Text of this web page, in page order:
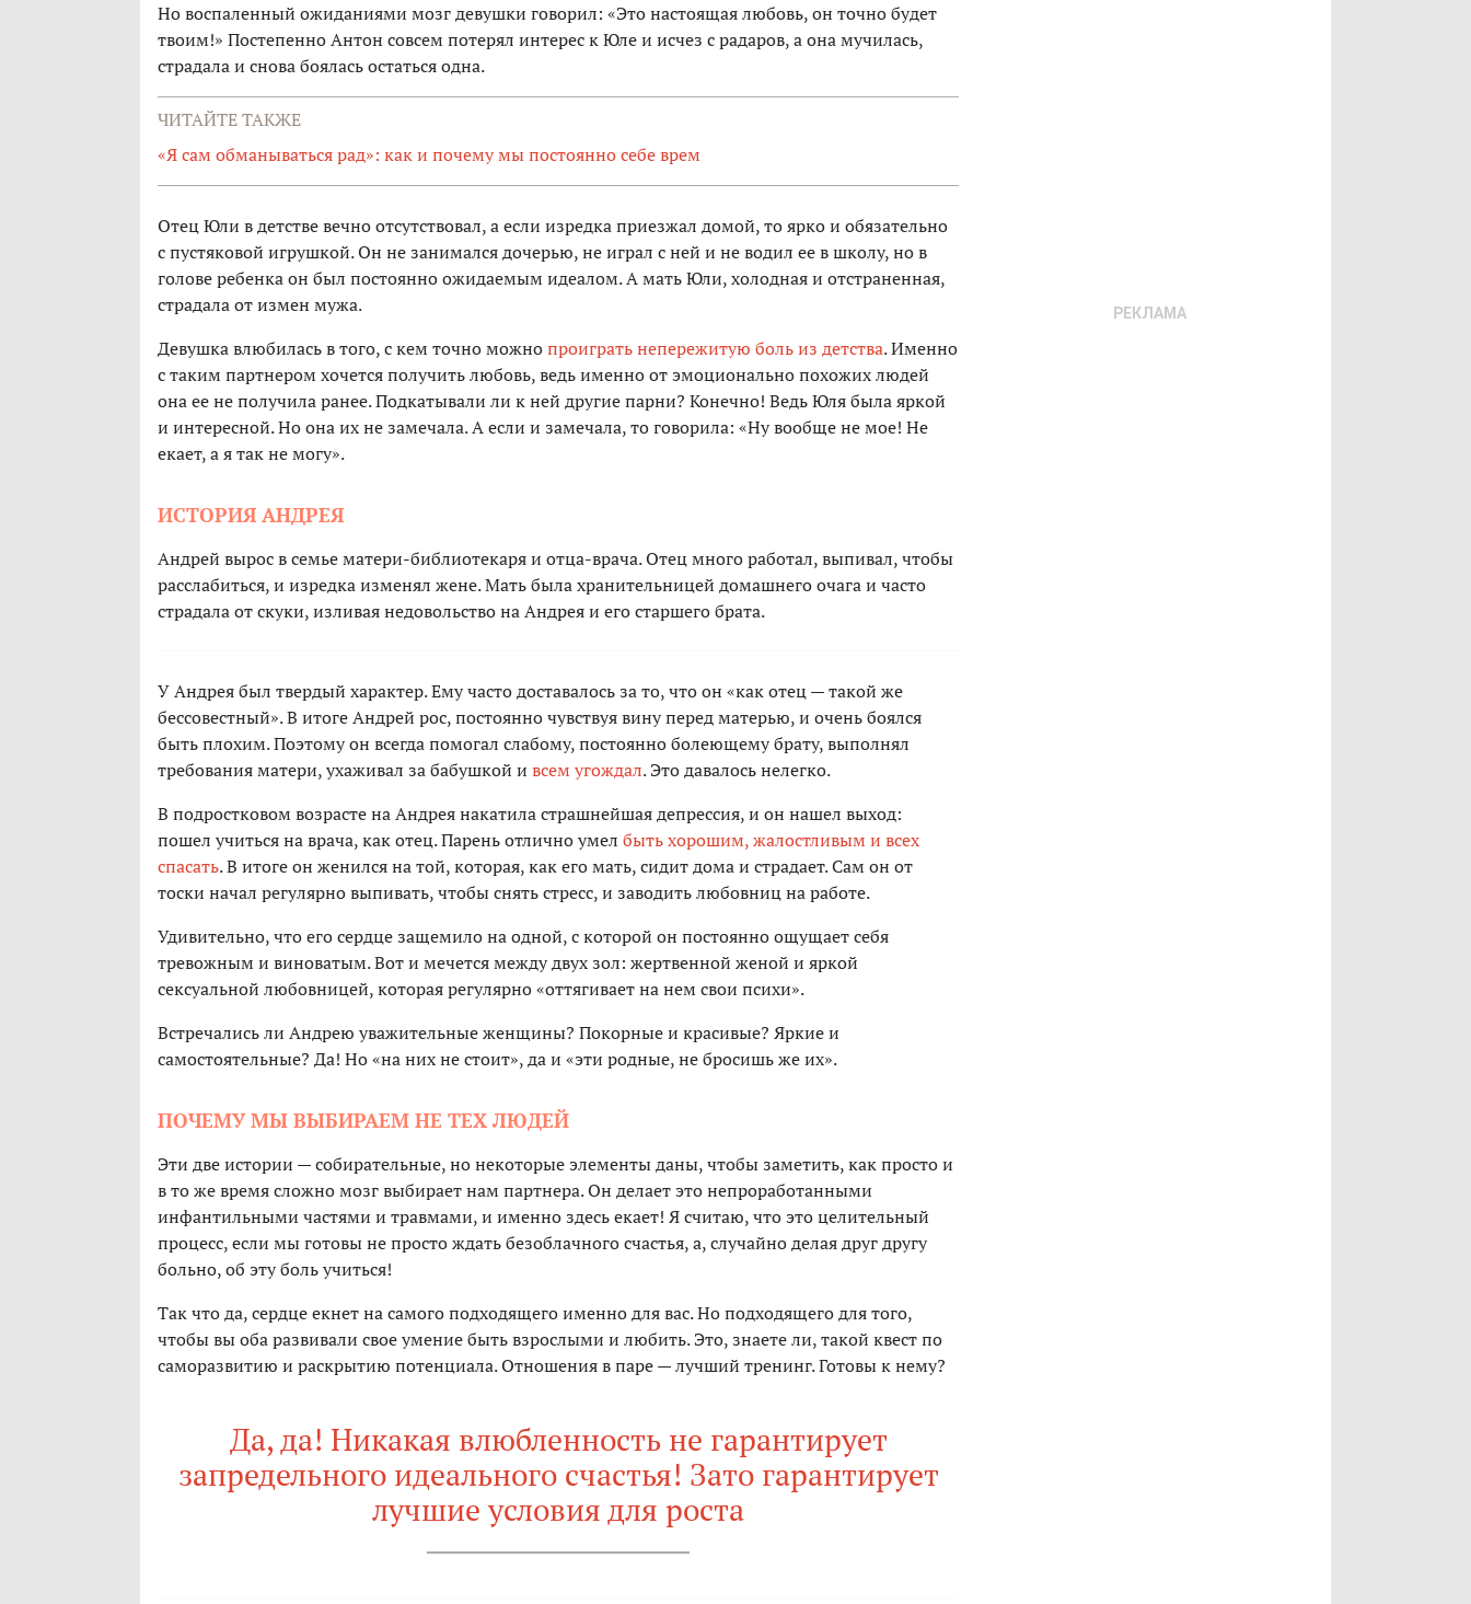
Но воспаленный ожиданиями мозг девушки говорил: «Это настоящая любовь, он точно будет
твоим!» Постепенно Антон совсем потерял интерес к Юле и исчез с радаров, а она мучилась,
страдала и снова боялась остаться одна.
ЧИТАЙТЕ ТАКЖЕ
«Я сам обманываться рад»: как и почему мы постоянно себе врем
Отец Юли в детстве вечно отсутствовал, а если изредка приезжал домой, то ярко и обязательно
с пустяковой игрушкой. Он не занимался дочерью, не играл с ней и не водил ее в школу, но в
голове ребенка он был постоянно ожидаемым идеалом. А мать Юли, холодная и отстраненная,
страдала от измен мужа.
Девушка влюбилась в того, с кем точно можнопроиграть непережитую боль из детства. Именно
с таким партнером хочется получить любовь, ведь именно от эмоционально похожих людей
она ее не получила ранее. Подкатывали ли к ней другие парни? Конечно! Ведь Юля была яркой
и интересной. Но она их не замечала. А если и замечала, то говорила: «Ну вообще не мое! Не
екает, а я так не могу».
ИСТОРИЯ АНДРЕЯ
Андрей вырос в семье матери-библиотекаря и отца-врача. Отец много работал, выпивал, чтобы
расслабиться, и изредка изменял жене. Мать была хранительницей домашнего очага и часто
страдала от скуки, изливая недовольство на Андрея и его старшего брата.
У Андрея был твердый характер. Ему часто доставалось за то, что он «как отец — такой же
бессовестный». В итоге Андрей рос, постоянно чувствуя вину перед матерью, и очень боялся
быть плохим. Поэтому он всегда помогал слабому, постоянно болеющему брату, выполнял
требования матери, ухаживал за бабушкой и всем угождал. Это давалось нелегко.
В подростковом возрасте на Андрея накатила страшнейшая депрессия, и он нашел выход:
пошел учиться на врача, как отец. Парень отлично умел быть хорошим, жалостливым и всех
спасать. В итоге он женился на той, которая, как его мать, сидит дома и страдает. Сам он от
тоски начал регулярно выпивать, чтобы снять стресс, и заводить любовниц на работе.
Удивительно, что его сердце защемило на одной, с которой он постоянно ощущает себя
тревожным и виноватым. Вот и мечется между двух зол: жертвенной женой и яркой
сексуальной любовницей, которая регулярно «оттягивает на нем свои психи».
Встречались ли Андрею уважительные женщины? Покорные и красивые? Яркие и
самостоятельные? Да! Но «на них не стоит», да и «эти родные, не бросишь же их».
ПОЧЕМУ МЫ ВЫБИРАЕМ НЕ ТЕХ ЛЮДЕЙ
Эти две истории — собирательные, но некоторые элементы даны, чтобы заметить, как просто и
в то же время сложно мозг выбирает нам партнера. Он делает это непроработанными
инфантильными частями и травмами, и именно здесь екает! Я считаю, что это целительный
процесс, если мы готовы не просто ждать безоблачного счастья, а, случайно делая друг другу
больно, об эту боль учиться!
Так что да, сердце екнет на самого подходящего именно для вас. Но подходящего для того,
чтобы вы оба развивали свое умение быть взрослыми и любить. Это, знаете ли, такой квест по
саморазвитию и раскрытию потенциала. Отношения в паре — лучший тренинг. Готовы к нему?
Да, да! Никакая влюбленность не гарантирует
запредельного идеального счастья! Зато гарантирует
лучшие условия для роста